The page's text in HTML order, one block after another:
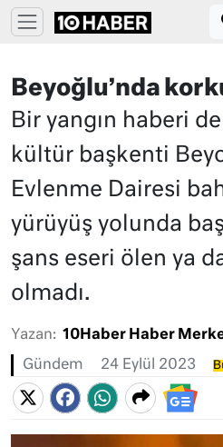
Beyoğlu’nda
Bir yangın haberi
kültür başkenti
Evlenme Dairesi
yürüyüş yolunda
şans eseri ölen ya
olmadı.
Yazan: 10Haber Haber
Gündem 24 Eylül 2023